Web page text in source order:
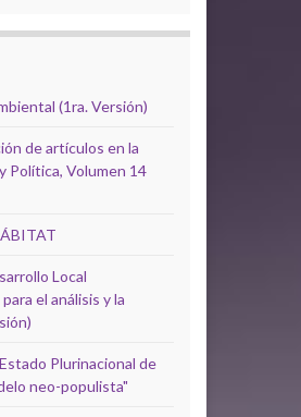
(1ra. Versión)
de artículos en la
Política, Volumen 14
Local
el análisis y la
Plurinacional de
neo-populista"